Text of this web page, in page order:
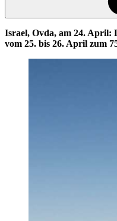
Israel, Ovda, am 24. April:
vom 25. bis 26. April zum